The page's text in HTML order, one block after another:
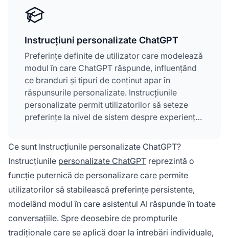
Instrucțiuni personalizate ChatGPT
Preferințe definite de utilizator care modelează
modul în care ChatGPT răspunde, influențând
ce branduri și tipuri de conținut apar în
răspunsurile personalizate. Instrucțiunile
personalizate permit utilizatorilor să seteze
preferințe la nivel de sistem despre experiența,
strat persistent de personalizare aplicat tuturor
conversațiilor.
Ce sunt Instrucțiunile personalizate ChatGPT?
Instrucțiunile personalizate ChatGPT reprezintă o
funcție puternică de personalizare care permite
utilizatorilor să stabilească preferințe persistente,
modelând modul în care asistentul AI răspunde în toate
conversațiile. Spre deosebire de prompturile
tradiționale care se aplică doar la întrebări individuale,